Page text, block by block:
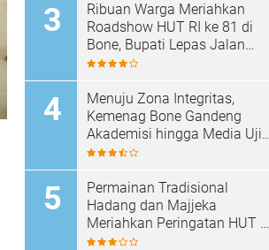
Ribuan Warga Meriahkan
Roadshow HUT RI ke 81 di
Bone, Bupati Lepas Jalan
Santai
Menuju Zona Integritas,
Kemenag Bone Gandeng
Akademisi hingga Media Uji
Standar Pelayanan
Permainan Tradisional
Hadang dan Majjeka
Meriahkan Peringatan HUT RI
di Sibulue